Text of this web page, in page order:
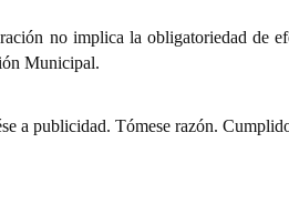
no implica la obligatoriedad de
Municipal.
a publicidad. Tómese razón.